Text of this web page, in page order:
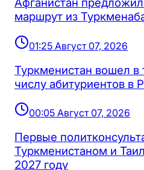
Афганистан
маршрут из
01:25 Август 07, 2026
Туркменистан вошел в
числу абитуриентов в
00:05 Август 07, 2026
Первые
Туркменистаном и
2027 году